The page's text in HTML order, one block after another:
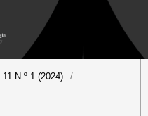
11 N.º 1 (2024)
/